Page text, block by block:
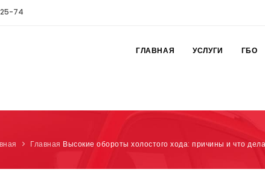
74
ГЛАВНАЯ УСЛУГИ ГБО
Главная Высокие обороты холостого хода: причины и что